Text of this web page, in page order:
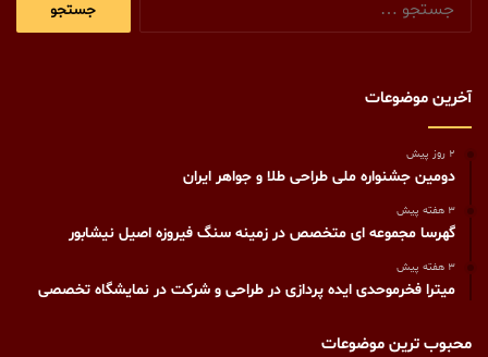
آخرین موضوعات
2 روز پیش
دومین جشنواره ملی طراحی طلا و جواهر ایران
3 هفته پیش
گهرسا مجموعه ای متخصص در زمینه سنگ فیروزه اصیل نیشابور
3 هفته پیش
میترا فخرموحدی ایده پردازی در طراحی و شرکت در نمایشگاه تخصصی
محبوب ترین موضوعات